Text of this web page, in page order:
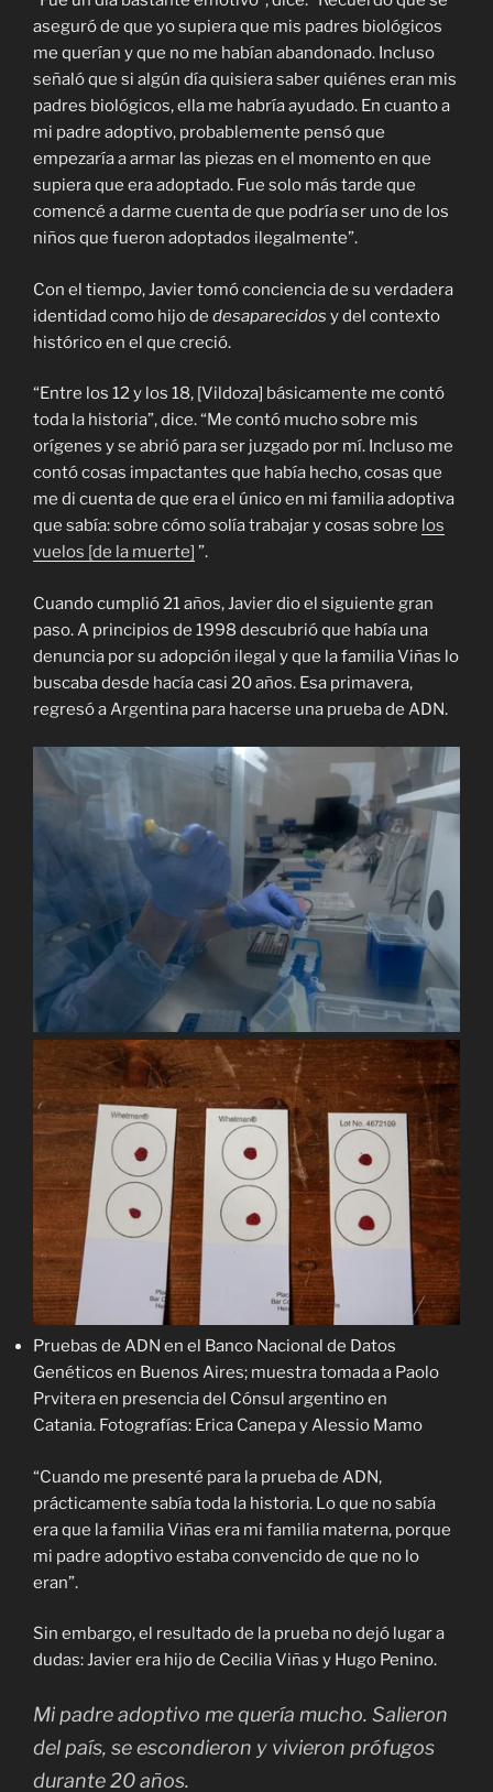
aseguró de que yo supiera que mis padres biológicos
me querían y que no me habían abandonado. Incluso
señaló que si algún día quisiera saber quiénes eran mis
padres biológicos, ella me habría ayudado. En cuanto a
mi padre adoptivo, probablemente pensó que
empezaría a armar las piezas en el momento en que
supiera que era adoptado. Fue solo más tarde que
comencé a darme cuenta de que podría ser uno de los
niños que fueron adoptados ilegalmente”.
Con el tiempo, Javier tomó conciencia de su verdadera
identidad como hijo de desaparecidos y del contexto
histórico en el que creció.
“Entre los 12 y los 18, [Vildoza] básicamente me contó
toda la historia”, dice. “Me contó mucho sobre mis
orígenes y se abrió para ser juzgado por mí. Incluso me
contó cosas impactantes que había hecho, cosas que
me di cuenta de que era el único en mi familia adoptiva
que sabía: sobre cómo solía trabajar y cosas sobre los
vuelos [de la muerte] ”.
Cuando cumplió 21 años, Javier dio el siguiente gran
paso. A principios de 1998 descubrió que había una
denuncia por su adopción ilegal y que la familia Viñas lo
buscaba desde hacía casi 20 años. Esa primavera,
regresó a Argentina para hacerse una prueba de ADN.
Pruebas de ADN en el Banco Nacional de Datos
Genéticos en Buenos Aires; muestra tomada a Paolo
Prvitera en presencia del Cónsul argentino en
Catania. Fotografías: Erica Canepa y Alessio Mamo
“Cuando me presenté para la prueba de ADN,
prácticamente sabía toda la historia. Lo que no sabía
era que la familia Viñas era mi familia materna, porque
mi padre adoptivo estaba convencido de que no lo
eran”.
Sin embargo, el resultado de la prueba no dejó lugar a
dudas: Javier era hijo de Cecilia Viñas y Hugo Penino.
Mi padre adoptivo me quería mucho. Salieron
del país, se escondieron y vivieron prófugos
durante 20 años.